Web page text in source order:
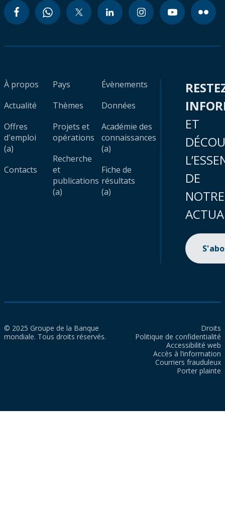
À propos
Actualité
Offres
d'emploi
(a)
Contacts
Pays
Thèmes
Projets et
opérations
Recherche
et
publications
(a)
Évènements
Données
Académie des
connaissances
(a)
Fiche de
résultats
(a)
ET
DE
NOTRE
© 2025 Groupe de la Banque
mondiale. Tous droits réservés.
Droits
Politique de confidentialité
Accessibilité web
Accès à l’information
Courriers frauduleux
Porter plainte